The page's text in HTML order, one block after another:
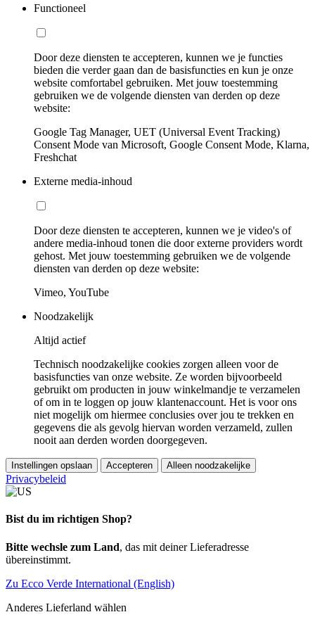
Functioneel
Door deze diensten te accepteren, kunnen we je functies
bieden die verder gaan dan de basisfuncties en kun je onze
website comfortabel gebruiken. Met jouw toestemming
gebruiken we de volgende diensten van derden op deze
website:
Google Tag Manager, UET (Universal Event Tracking)
Consent Mode van Microsoft, Google Consent Mode, Klarna,
Freshchat
Externe media-inhoud
Door deze diensten te accepteren, kunnen we je video's of
andere media-inhoud tonen die door externe providers wordt
gehost. Met jouw toestemming gebruiken we de volgende
diensten van derden op deze website:
Vimeo, YouTube
Noodzakelijk
Altijd actief
Technisch noodzakelijke cookies zorgen alleen voor de
basisfuncties van onze website. Ze worden bijvoorbeeld
gebruikt om producten in jouw winkelmandje te verzamelen
of om in te loggen op jouw klantenaccount. Het is voor ons
niet mogelijk om hiermee conclusies over jou te trekken en
gegevens die als gevolg hiervan worden verzameld, zullen
nooit aan derden worden doorgegeven.
Instellingen opslaan Accepteren Alleen noodzakelijke
Privacybeleid
Bist du im richtigen Shop?
Bitte wechsle zum Land, das mit deiner Lieferadresse
übereinstimmt.
Zu Ecco Verde International (English)
Anderes Lieferland wählen